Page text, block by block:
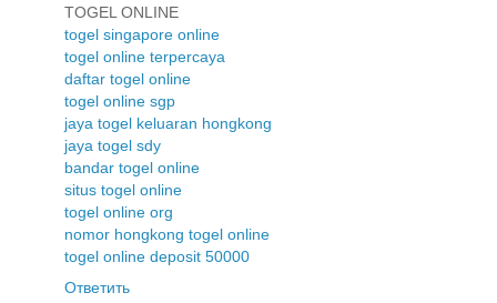
TOGEL ONLINE
togel singapore online
togel online terpercaya
daftar togel online
togel online sgp
jaya togel keluaran hongkong
jaya togel sdy
bandar togel online
situs togel online
togel online org
nomor hongkong togel online
togel online deposit 50000
Ответить